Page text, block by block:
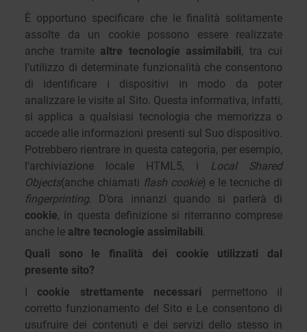
È opportuno specificare che le finalità solitamente
assolte da un cookie possono essere realizzate
anche tramite altre tecnologie assimilabili, tra cui
l'utilizzo di determinate funzionalità che consentono
di identificare i dispositivi in modo da poter
analizzare le visite al Sito. Questa informativa, infatti,
si applica a qualsiasi tecnologia che memorizza o
accede alle informazioni presenti sul Suo dispositivo.
Potrebbero rientrare in questa categoria, per esempio,
l'archiviazione locale HTML5, i
Local Shared
Objects(anche chiamati flash cookie) e le tecniche di
fingerprinting. D’ora innanzi quando si parlerà di
cookie, in questa definizione si riterranno comprese
anche le altre tecnologie assimilabili.
Quali sono le finalità dei cookie utilizzati dal
presente sito?
I cookie strettamente necessari permettono il
corretto funzionamento del Sito e Le consentono di
usufruire dei contenuti e dei servizi dello stesso in